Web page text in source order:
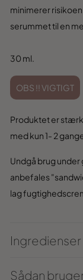
minimerer
serummet til en
30 ml.
OBS !! VIGTIGT
Produktet er
med kun 1- 2
Undgå brug
anbefales
lag
Ingredienser
Sådan